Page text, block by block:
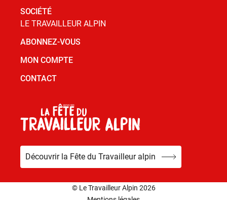
SOCIÉTÉ
LE TRAVAILLEUR ALPIN
ABONNEZ-VOUS
MON COMPTE
CONTACT
Découvrir la Fête du Travailleur alpin
© Le Travailleur Alpin 2026